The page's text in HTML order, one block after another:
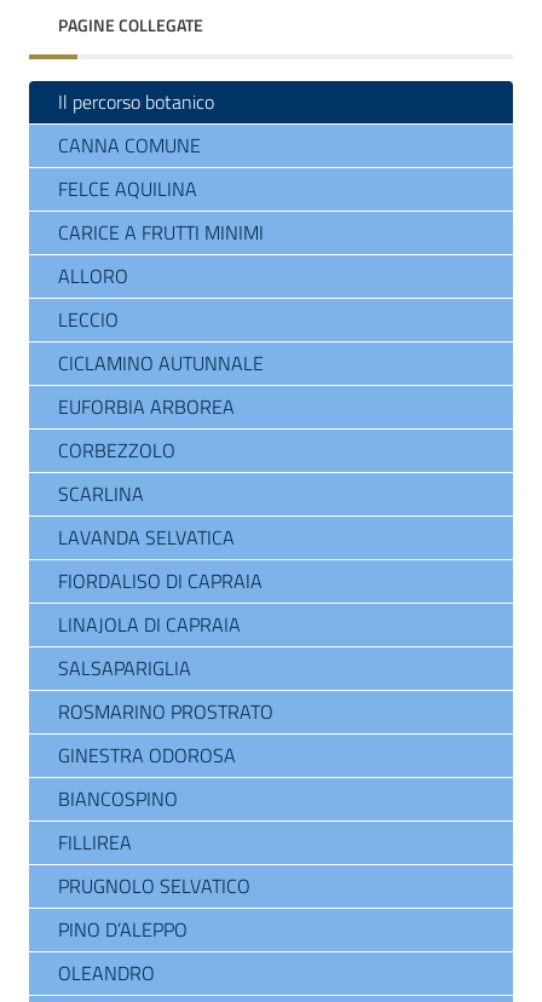
PAGINE COLLEGATE
Il percorso botanico
CANNA COMUNE
FELCE AQUILINA
CARICE A FRUTTI MINIMI
ALLORO
LECCIO
CICLAMINO AUTUNNALE
EUFORBIA ARBOREA
CORBEZZOLO
SCARLINA
LAVANDA SELVATICA
FIORDALISO DI CAPRAIA
LINAJOLA DI CAPRAIA
SALSAPARIGLIA
ROSMARINO PROSTRATO
GINESTRA ODOROSA
BIANCOSPINO
FILLIREA
PRUGNOLO SELVATICO
PINO D’ALEPPO
OLEANDRO